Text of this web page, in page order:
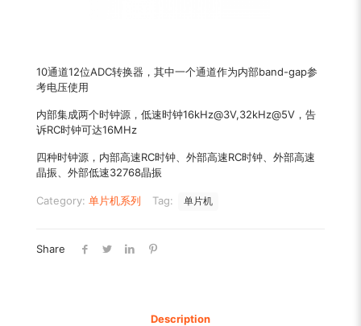
10通道12位ADC转换器，其中一个通道作为内部band-gap参
考电压使用
内部集成两个时钟源，低速时钟16kHz@3V,32kHz@5V，告
诉RC时钟可达16MHz
四种时钟源，内部高速RC时钟、外部高速RC时钟、外部高速
晶振、外部低速32768晶振
Category: 单片机系列 Tag: 单片机
Share
Description